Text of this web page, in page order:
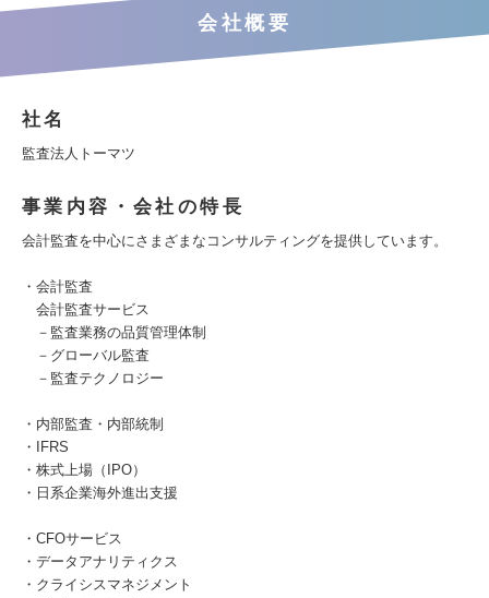
会社概要
社名
監査法人トーマツ
事業内容・会社の特長
会計監査を中心にさまざまなコンサルティングを提供しています。
・会計監査
会計監査サービス
－監査業務の品質管理体制
－グローバル監査
－監査テクノロジー
・内部監査・内部統制
・IFRS
・株式上場（IPO）
・日系企業海外進出支援
・CFOサービス
・データアナリティクス
・クライシスマネジメント